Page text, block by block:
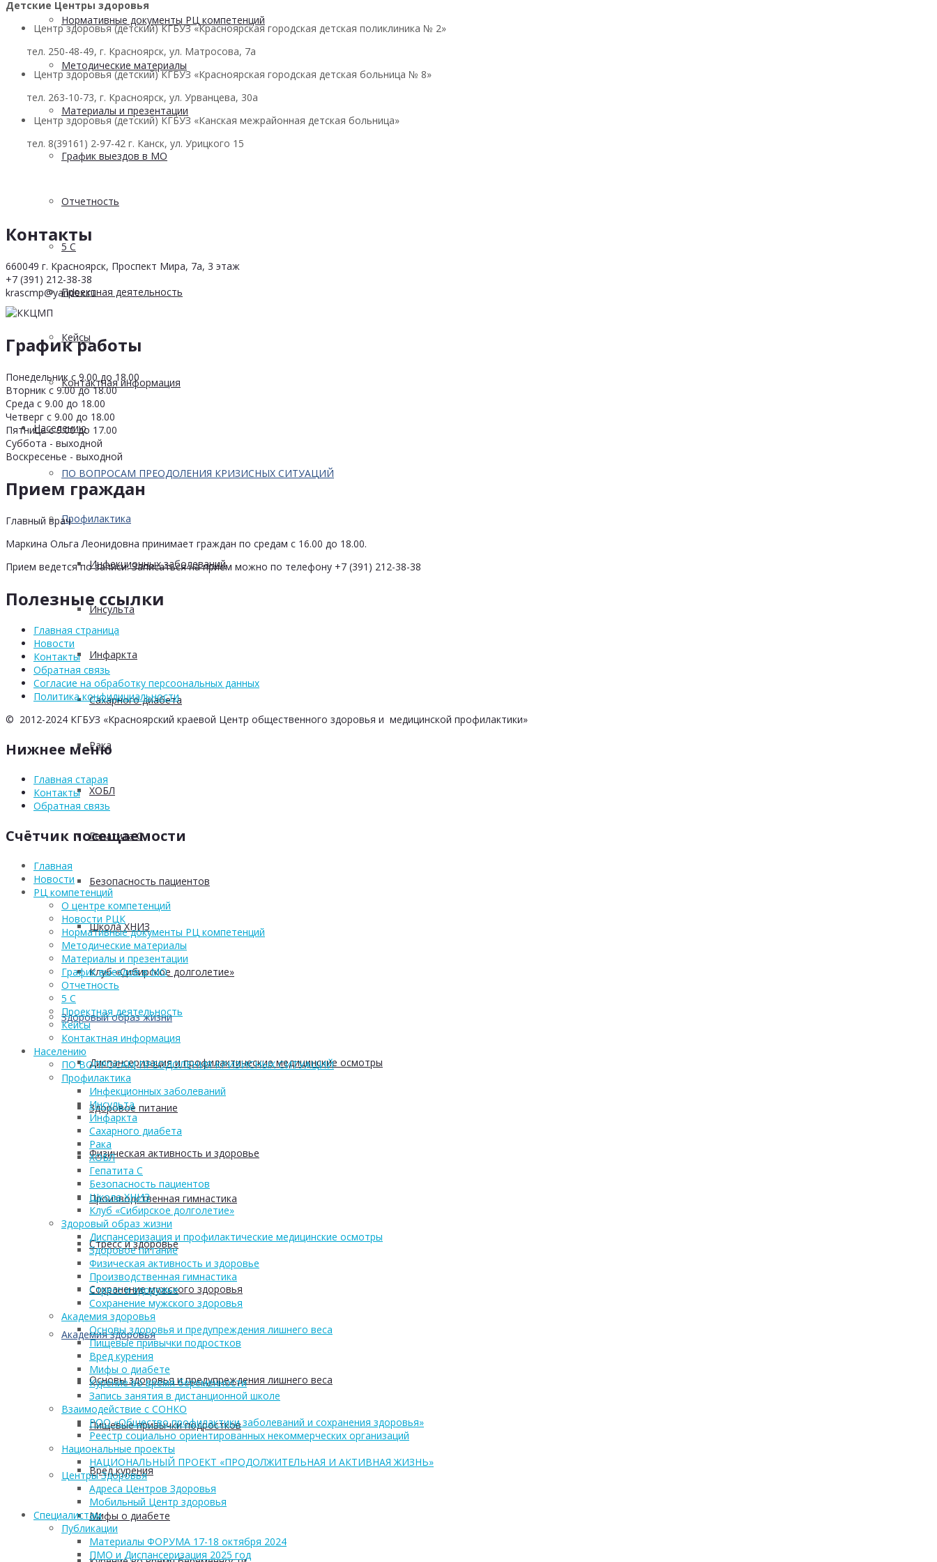
Нормативные документы РЦ компетенций
Методические материалы
Материалы и презентации
График выездов в МО
Отчетность
5 С
Проектная деятельность
Кейсы
Контактная информация
Населению
ПО ВОПРОСАМ ПРЕОДОЛЕНИЯ КРИЗИСНЫХ СИТУАЦИЙ
Профилактика
Инфекционных заболеваний
Инсульта
Инфаркта
Сахарного диабета
Рака
ХОБЛ
Гепатита С
Безопасность пациентов
Школа ХНИЗ
Клуб «Сибирское долголетие»
Здоровый образ жизни
Диспансеризация и профилактические медицинские осмотры
Здоровое питание
Физическая активность и здоровье
Производственная гимнастика
Стресс и здоровье
Сохранение мужского здоровья
Академия здоровья
Основы здоровья и предупреждения лишнего веса
Пищевые привычки подростков
Вред курения
Мифы о диабете
Детские Центры здоровья
Центр здоровья (детский) КГБУЗ «Красноярская городская детская поликлиника № 2»
тел. 250-48-49, г. Красноярск, ул. Матросова, 7а
Центр здоровья (детский) КГБУЗ «Красноярская городская детская больница № 8»
тел. 263-10-73, г. Красноярск, ул. Урванцева, 30а
Центр здоровья (детский) КГБУЗ «Канская межрайонная детская больница»
тел. 8(39161) 2-97-42 г. Канск, ул. Урицкого 15
Контакты
660049 г. Красноярск, Проспект Мира, 7а, 3 этаж
+7 (391) 212-38-38
krascmp@yandex.ru
График работы
Понедельник с 9.00 до 18.00
Вторник с 9.00 до 18.00
Среда с 9.00 до 18.00
Четверг с 9.00 до 18.00
Пятница с 9.00 до 17.00
Суббота - выходной
Воскресенье - выходной
Прием граждан
Главный врач
Маркина Ольга Леонидовна принимает граждан по средам с 16.00 до 18.00.
Прием ведется по записи. Записаться на прием можно по телефону +7 (391) 212-38-38
Полезные ссылки
Главная страница
Новости
Контакты
Обратная связь
Согласие на обработку персоональных данных
Политика конфидициальности
© 2012-2024 КГБУЗ «Красноярский краевой Центр общественного здоровья и медицинской профилактики»
Нижнее меню
Главная старая
Контакты
Обратная связь
Счётчик посещаемости
Главная
Новости
РЦ компетенций
О центре компетенций
Новости РЦК
Нормативные документы РЦ компетенций
Методические материалы
Материалы и презентации
График выездов в МО
Отчетность
5 С
Проектная деятельность
Кейсы
Контактная информация
Населению
ПО ВОПРОСАМ ПРЕОДОЛЕНИЯ КРИЗИСНЫХ СИТУАЦИЙ
Профилактика
Инфекционных заболеваний
Инсульта
Инфаркта
Сахарного диабета
Рака
ХОБЛ
Гепатита С
Безопасность пациентов
Школа ХНИЗ
Клуб «Сибирское долголетие»
Здоровый образ жизни
Диспансеризация и профилактические медицинские осмотры
Здоровое питание
Физическая активность и здоровье
Производственная гимнастика
Стресс и здоровье
Сохранение мужского здоровья
Академия здоровья
Основы здоровья и предупреждения лишнего веса
Пищевые привычки подростков
Вред курения
Мифы о диабете
Курение во время беременности
Запись занятия в дистанционной школе
Взаимодействие с СОНКО
РОО «Общество профилактики заболеваний и сохранения здоровья»
Реестр социально ориентированных некоммерческих организаций
Национальные проекты
НАЦИОНАЛЬНЫЙ ПРОЕКТ «ПРОДОЛЖИТЕЛЬНАЯ И АКТИВНАЯ ЖИЗНЬ»
Центры Здоровья
Адреса Центров Здоровья
Мобильный Центр здоровья
Cпециалистам
Публикации
Материалы ФОРУМА 17-18 октября 2024
ПМО и Диспансеризация 2025 год